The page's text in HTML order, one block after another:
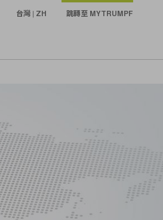
台灣 | ZH 跳轉至 MYTRUMPF